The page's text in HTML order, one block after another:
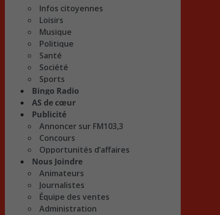
Infos citoyennes
Loisirs
Musique
Politique
Santé
Société
Sports
Bingo Radio
AS de cœur
Publicité
Annoncer sur FM103,3
Concours
Opportunités d’affaires
Nous Joindre
Animateurs
Journalistes
Équipe des ventes
Administration